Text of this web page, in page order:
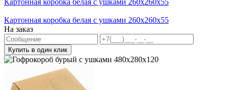
Картонная коробка белая с ушками 260х260х55
На заказ
Купить в один клик